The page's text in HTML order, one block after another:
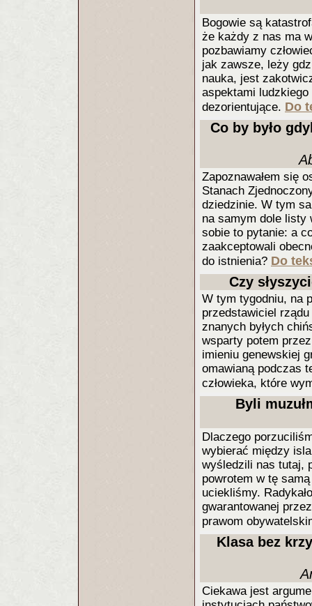
Bogowie są
że każdy z nas ma
pozbawiamy
jak zawsze, leży
nauka, jest
aspektami
dezorientujące. Do
Co by było
Zapoznawałem się
Stanach
dziedzinie. W tym
na samym dole listy
sobie to pytanie: a
zaakceptowali
do istnienia? Do
Czy
W tym tygodniu, na
przedstawiciel
znanych byłych
wsparty potem
imieniu genewskiej
omawianą podczas
człowieka, które
Byli
Dlaczego
wybierać między
wyśledzili nas tutaj,
powrotem w tę
uciekliśmy.
gwarantowanej
prawom
Klasa bez
Ciekawa jest